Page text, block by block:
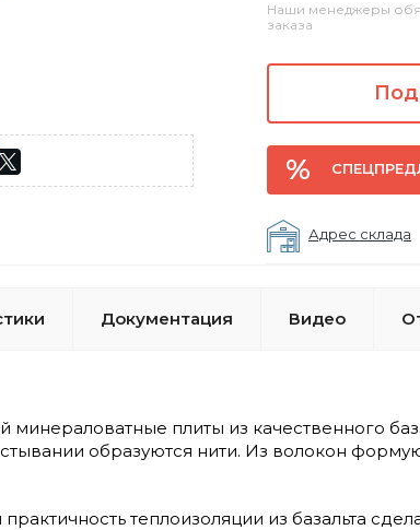
Наши менеджеры
заказа
Адрес склада
Документация Видео
плиты из качественного
образуются нити. Из волокон
теплоизоляции из базальта